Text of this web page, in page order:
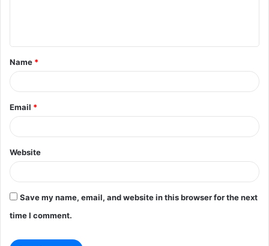
t
*
Name *
Email *
Website
Save my name, email, and website in this browser for the next
time I comment.